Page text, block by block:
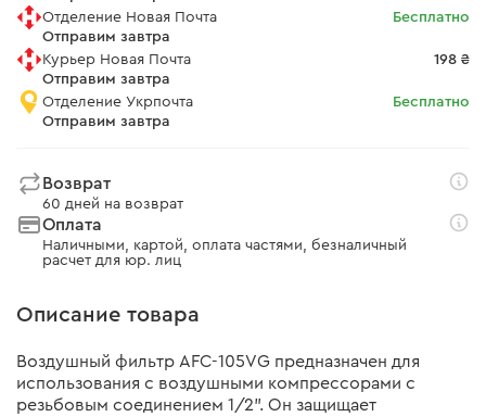
Отделение Новая Почта
Отправим завтра
Бесплатно
Курьер Новая Почта
Отправим завтра
198 ₴
Отделение Укрпочта
Отправим завтра
Бесплатно
Возврат
60 дней на возврат
Оплата
Наличными, картой, оплата частями, безналичный
расчет для юр. лиц
Описание товара
Воздушный фильтр AFC-105VG предназначен для
использования с воздушными компрессорами с
резьбовым соединением 1/2". Он защищает